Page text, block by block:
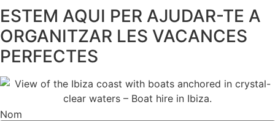
ESTEM AQUI PER AJUDAR-TE A
ORGANITZAR LES VACANCES
PERFECTES
Nom